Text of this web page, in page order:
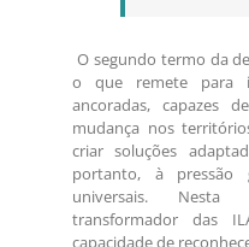
O segundo termo da
o que remete para
ancoradas, capazes
mudança nos
criar soluções
portanto, à pressão
universais. Nesta
transformador das
capacidade de